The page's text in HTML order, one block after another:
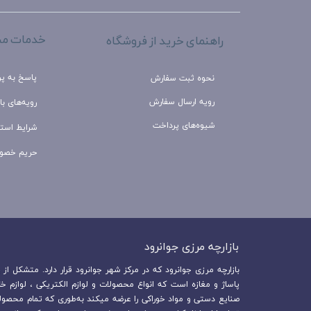
بازارچه مرزی جوانرود​​​​​​​
پاساژ و مغازه است که انواع محصولات و لوازم الکتریکی ، لوازم
صنایع دستی و مواد خوراکی را عرضه میکند به‌طوری که تمام
راهنمای خرید از فروشگاه
نحوه ثبت سفارش
رویه ارسال سفارش
شیوه‌های پرداخت
خدمات
پاسخ به
رویه‌های
شرایط
حریم